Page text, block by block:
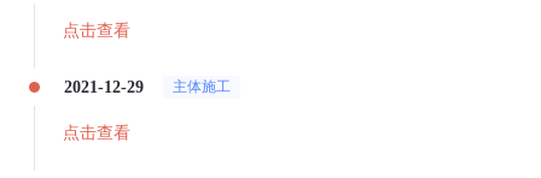
点击查看
2021-12-29 主体施工
点击查看